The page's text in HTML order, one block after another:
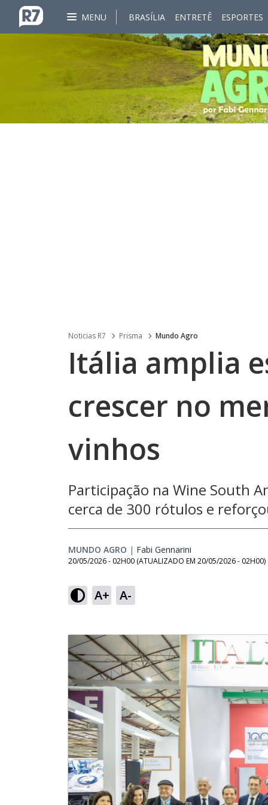
MENU BRASÍLIA ENTRETÊ ESPORTES
Noticias R7 Prisma Mundo Agro
Itália amplia
crescer no
vinhos
Participação na Wine South
cerca de 300 rótulos e
MUNDO AGRO | Fabi Gennarini
20/05/2026 - 02H00 (ATUALIZADO EM 20/05/2026 - 02H00)
A+ A-